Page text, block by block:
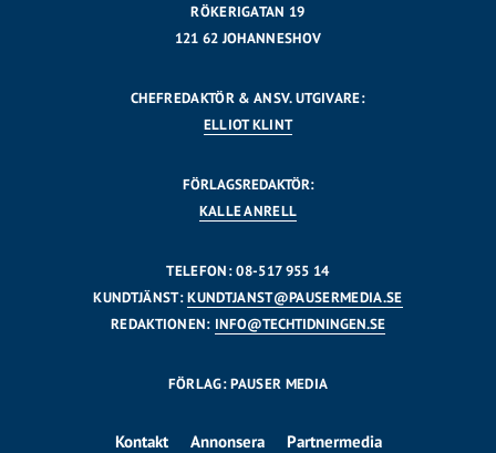
RÖKERIGATAN 19
121 62 JOHANNESHOV
CHEFREDAKTÖR & ANSV. UTGIVARE:
ELLIOT KLINT
FÖRLAGSREDAKTÖR:
KALLE ANRELL
TELEFON: 08-517 955 14
KUNDTJÄNST:KUNDTJANST@PAUSERMEDIA.SE
REDAKTIONEN: INFO@TECHTIDNINGEN.SE
FÖRLAG: PAUSER MEDIA
Kontakt Annonsera Partnermedia